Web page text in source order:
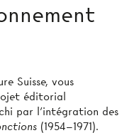
Suisse, vous
éditorial
par l’intégration des
(1954–1971).